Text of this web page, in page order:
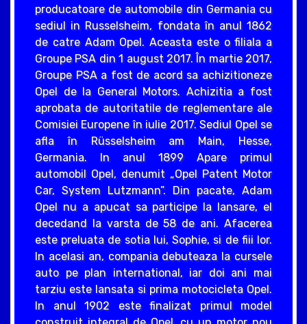
producatoare de automobile din Germania cu
sediul in Russelsheim, fondata în anul 1862
de catre Adam Opel. Aceasta este o filiala a
Groupe PSA din 1 august 2017. În martie 2017,
Groupe PSA a fost de acord sa achizitioneze
Opel de la General Motors. Achizitia a fost
aprobata de autoritatile de reglementare ale
Comisiei Europene în iulie 2017. Sediul Opel se
afla în Rüsselsheim am Main, Hesse,
Germania. In anul 1899 Apare primul
automobil Opel, denumit „Opel Patent Motor
Car, System Lutzmann”. Din pacate, Adam
Opel nu a apucat sa participe la lansare, el
decedand la varsta de 58 de ani. Afacerea
este preluata de sotia lui, Sophie, si de fiii lor.
In acelasi an, compania debuteaza la cursele
auto pe plan international, iar doi ani mai
tarziu este lansata si prima motocicleta Opel.
In anul 1902 este finalizat primul model